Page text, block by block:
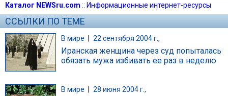
Каталог NEWSru.com :: Информационные интернет-ресурсы
ССЫЛКИ ПО ТЕМЕ
В мире | 22 сентября 2004 г.,
Иранская женщина через суд попыталась
обязать мужа избивать ее раз в неделю
В мире 28 июня 2004 г.,